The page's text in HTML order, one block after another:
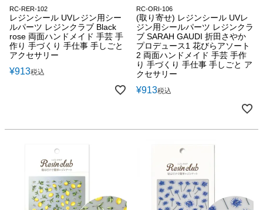
RC-RER-102
レジンシール UVレジン用シー
ルパーツ レジンクラブ Black
rose 両面ハンドメイド 手芸 手
作り 手づくり 手仕事 手しごと
アクセサリー
¥913税込
RC-ORI-106
(取り寄せ) レジンシール UVレ
ジン用シールパーツ レジンクラ
ブ SARAH GAUDI 折田さやか
プロデュース1 花びらアソート
2 両面ハンドメイド 手芸 手作
り 手づくり 手仕事 手しごと ア
クセサリー
¥913税込